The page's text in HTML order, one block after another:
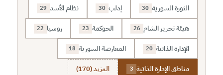
الثورة السورية 30 إدلب 30 نظام الأسد 29
هيئة تحرير الشام 26 الحوكمة 23 روسيا 22
الإدارة الذاتية 20 المعارضة السورية 18
مناطق الإدارة الذاتية 3 المزيد (170)